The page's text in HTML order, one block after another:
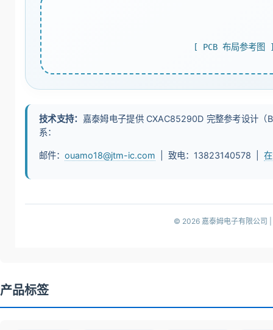
[ PCB 布局参考图
技术支持： 嘉泰姆电子提供 CXAC85290D 完整参考设计
系：
邮件：ouamo18@jtm-ic.com | 致电：13823140578 |
© 2026 嘉泰姆电子有限公司 |
产品标签